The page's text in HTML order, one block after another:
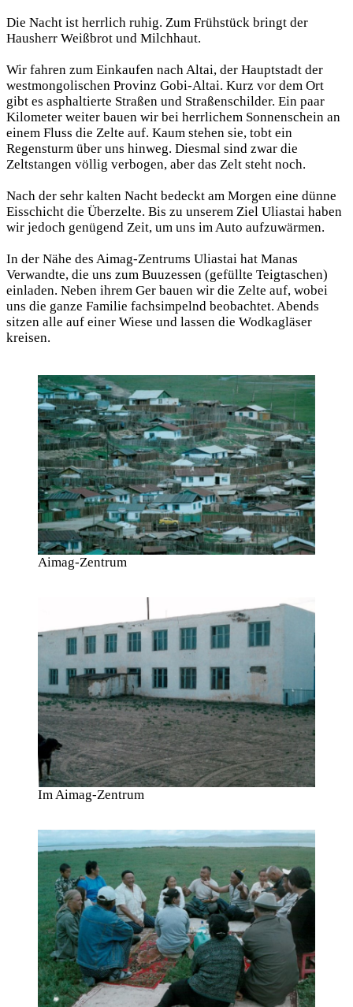
Die Nacht ist herrlich ruhig. Zum Frühstück bringt der
Hausherr Weißbrot und Milchhaut.
Wir fahren zum Einkaufen nach Altai, der Hauptstadt der
westmongolischen Provinz Gobi-Altai. Kurz vor dem Ort
gibt es asphaltierte Straßen und Straßenschilder. Ein paar
Kilometer weiter bauen wir bei herrlichem Sonnenschein an
einem Fluss die Zelte auf. Kaum stehen sie, tobt ein
Regensturm über uns hinweg. Diesmal sind zwar die
Zeltstangen völlig verbogen, aber das Zelt steht noch.
Nach der sehr kalten Nacht bedeckt am Morgen eine dünne
Eisschicht die Überzelte. Bis zu unserem Ziel Uliastai haben
wir jedoch genügend Zeit, um uns im Auto aufzuwärmen.
In der Nähe des Aimag-Zentrums Uliastai hat Manas
Verwandte, die uns zum Buuzessen (gefüllte Teigtaschen)
einladen. Neben ihrem Ger bauen wir die Zelte auf, wobei
uns die ganze Familie fachsimpelnd beobachtet. Abends
sitzen alle auf einer Wiese und lassen die Wodkagläser
kreisen.
Aimag-Zentrum
Im Aimag-Zentrum